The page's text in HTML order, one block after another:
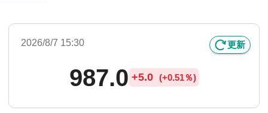
2026/8/7 15:30 更新
987.0 +5.0 (+0.51％)